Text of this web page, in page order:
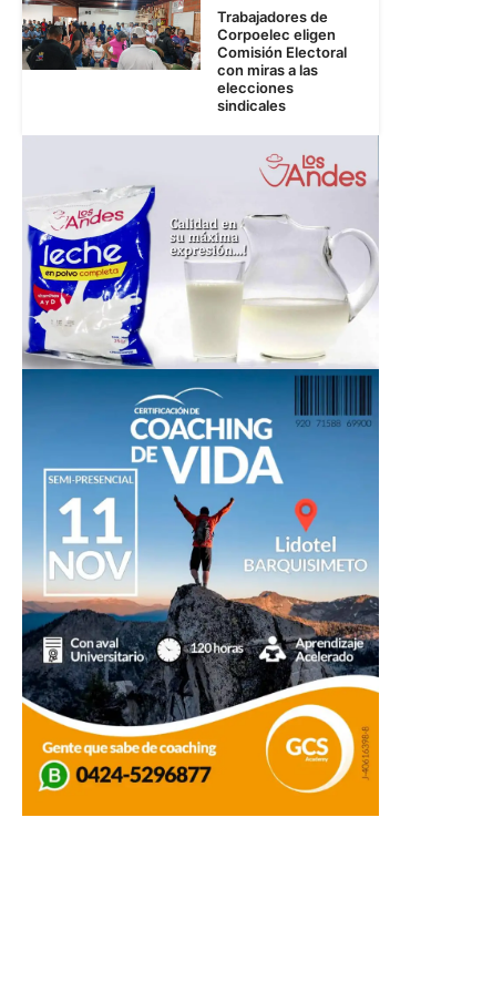
Trabajadores de
Corpoelec eligen
Comisión Electoral
con miras a las
elecciones
sindicales